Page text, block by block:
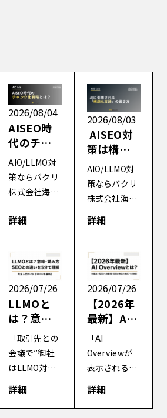
2026/08/04
AISEO時
代のチャ
ンク化戦
略とは？
SEOとAI
検索で引
用される
記事構成
AIO/LLMO対
策ならバクリ
株式会社海外
研究発信して
株式会社で
す。 今回は、
Search
Engine Land
で公開された
「How to
chunk
content and
when […]
詳細
2026/08/03
AISEO対
策は構造
化データ
だけで足
りる？AI
に引用さ
れる「構
造化言
語」の書
き方
AIO/LLMO対
策ならバクリ
株式会社海外
最新AISEOの
研究発信して
いるBAKURI
株式会社で
す。 今回は、
海外で注目さ
れている「構
造化データか
へ」という考
え方をもと
に、AI時代の
検索で上位表
詳細
2026/07/26
LLMOと
は？意
味・読み
方・SEO
との違い
を5分で理
解する完
全入門ガ
「取引先との
会議で”御社
はLLMO対策
か？”と聞か
れて、意味が
詳細
2026/07/26
【2026年
最新】AI
Overview
とは？仕
組み・
SEOへの
影響・引
用される
「AI
Overviewが
表示されるよ
ら、検索流入
が明らかに減
詳細